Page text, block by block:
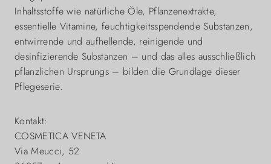
Inhaltsstoffe wie natürliche Öle, Pflanzenextrakte,
essentielle Vitamine, feuchtigkeitsspendende Substanzen,
entwirrende und aufhellende, reinigende und
desinfizierende Substanzen – und das alles ausschließlich
pflanzlichen Ursprungs – bilden die Grundlage dieser
Pflegeserie.
Kontakt:
COSMETICA VENETA
Via Meucci, 52